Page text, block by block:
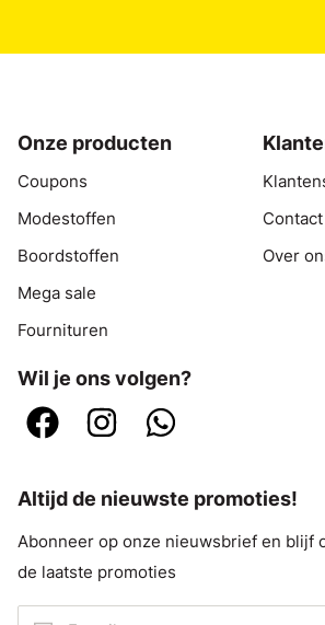
Onze producten
Coupons
Modestoffen
Boordstoffen
Mega sale
Fournituren
Contact
Over
Wil je ons volgen?
Altijd de nieuwste promoties!
Abonneer op onze nieuwsbrief en blijf
de laatste promoties